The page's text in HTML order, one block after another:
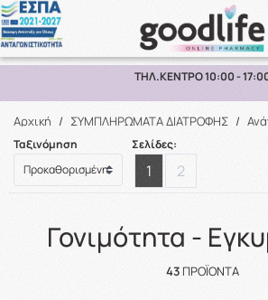
Αναζήτηση
ΔΩΡΕΑΝ
Αρχική / ΣΥΜΠΛΗΡΩΜΑΤΑ ΔΙΑΤΡΟΦΗΣ /
Ταξινόμηση Σελίδες:
1 2
Γονιμότητα -
43ΠΡΟΪΌΝΤΑ